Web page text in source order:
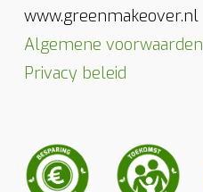
www.greenmakeover.nl
Algemene voorwaarden
Privacy beleid